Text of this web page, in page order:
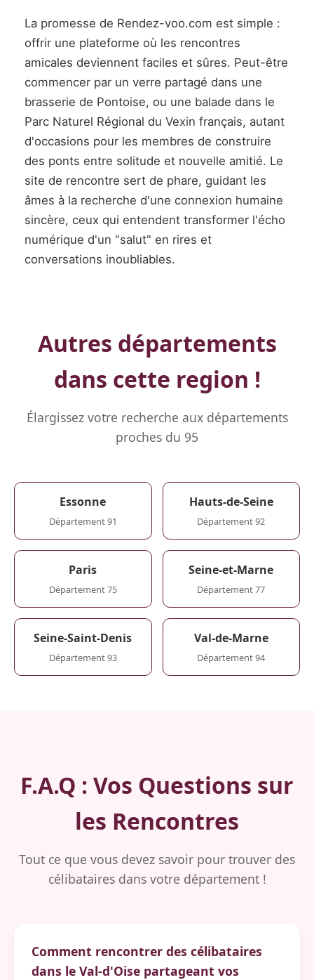
La promesse de Rendez-voo.com est simple :
offrir une plateforme où les rencontres
amicales deviennent faciles et sûres. Peut-être
commencer par un verre partagé dans une
brasserie de Pontoise, ou une balade dans le
Parc Naturel Régional du Vexin français, autant
d'occasions pour les membres de construire
des ponts entre solitude et nouvelle amitié. Le
site de rencontre sert de phare, guidant les
âmes à la recherche d'une connexion humaine
sincère, ceux qui entendent transformer l'écho
numérique d'un "salut" en rires et
conversations inoubliables.
Autres départements
dans cette region !
Élargissez votre recherche aux départements
proches du 95
Essonne
Département 91
Hauts-de-Seine
Département 92
Paris
Département 75
Seine-et-Marne
Département 77
Seine-Saint-Denis
Département 93
Val-de-Marne
Département 94
F.A.Q : Vos Questions sur
les Rencontres
Tout ce que vous devez savoir pour trouver des
célibataires dans votre département !
Comment rencontrer des célibataires
dans le Val-d'Oise partageant vos